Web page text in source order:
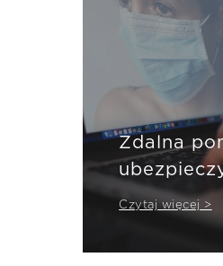
Zdalna
pandemii
Czytaj więcej >